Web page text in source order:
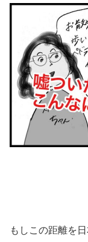
もしこの距離を